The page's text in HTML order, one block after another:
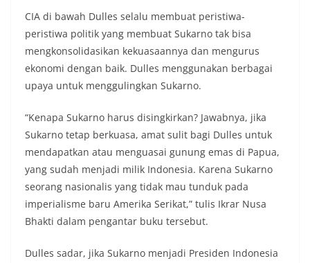
CIA di bawah Dulles selalu membuat peristiwa-
peristiwa politik yang membuat Sukarno tak bisa
mengkonsolidasikan kekuasaannya dan mengurus
ekonomi dengan baik. Dulles menggunakan berbagai
upaya untuk menggulingkan Sukarno.
“Kenapa Sukarno harus disingkirkan? Jawabnya, jika
Sukarno tetap berkuasa, amat sulit bagi Dulles untuk
mendapatkan atau menguasai gunung emas di Papua,
yang sudah menjadi milik Indonesia. Karena Sukarno
seorang nasionalis yang tidak mau tunduk pada
imperialisme baru Amerika Serikat,” tulis Ikrar Nusa
Bhakti dalam pengantar buku tersebut.
Dulles sadar, jika Sukarno menjadi Presiden Indonesia